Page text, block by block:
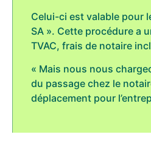
Celui-ci est valable pour
SA ». Cette procédure a
TVAC, frais de notaire
« Mais nous nous
du passage chez le
déplacement pour